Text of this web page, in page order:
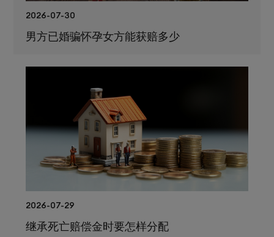
2026-07-30
男方已婚骗怀孕女方能获赔多少
2026-07-29
继承死亡赔偿金时要怎样分配